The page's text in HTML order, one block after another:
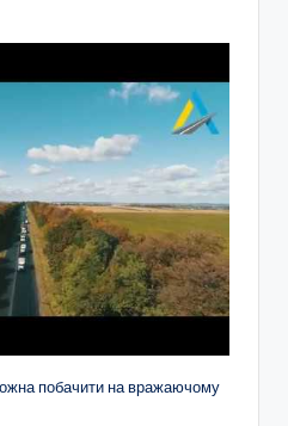
побачити на вражаючому